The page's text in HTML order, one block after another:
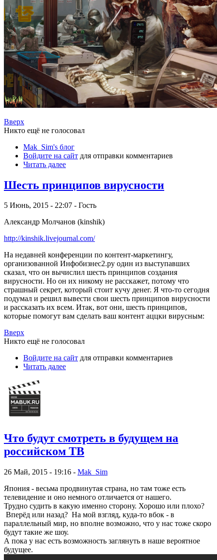
Вверх
Никто ещё не голосовал
Mak_Sim's блог
Войдите на сайт для отправки комментариев
Читать далее
Шесть принципов вирусности
5 Июнь, 2015 - 22:07 - Гость
Александр Молчанов (kinshik)
http://kinshik.livejournal.com/
На недавней конференции по контент-маркетингу,
организованной Инфобизнес2.ру один из выступавших
сказал, что он вычислил шесть принципов создания
вирусности. Но он их никому не расскажет, потому что
страшный секрет, который стоит кучу денег. Я что-то сегодня
подумал и решил вывести свои шесть принципов вирусности
и рассказать их всем. Итак, вот они, шесть принципов,
которые помогут вам сделать ваш контент аццки вирусным:
Вверх
Никто ещё не голосовал
Войдите на сайт для отправки комментариев
Читать далее
Что будут смотреть в будущем на
российском ТВ
26 Май, 2015 - 19:16 - Mak_Sim
Япония - весьма продвинутая страна, но там тоже есть
телевидение и оно немного отличается от нашего.
Трудно судить в какую именно сторону. Хорошо или плохо?
Вперёд или назад? На мой взгляд, куда-то вбок - в
параллельный мир, но вполне возможно, что у нас тоже скоро
будут такие же шоу.
А пока у нас есть возможность заглянуть в наше вероятное
будущее.